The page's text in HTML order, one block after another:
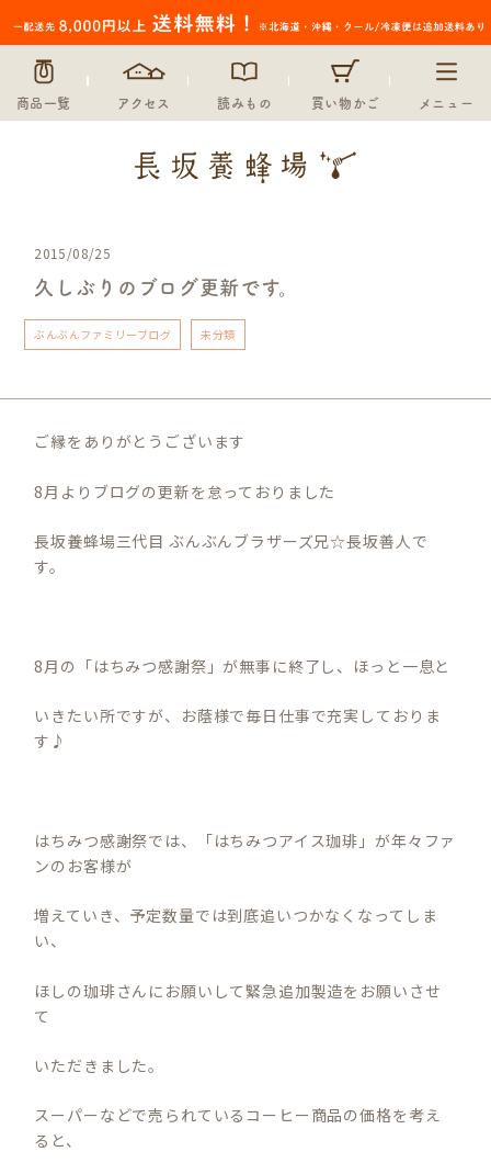
商品一覧 アクセス 読みもの 買い物かご メニュー
2015/08/25
久しぶりのブログ更新です。
ぶんぶんファミリーブログ 未分類
ご縁をありがとうございます
8月よりブログの更新を怠っておりました
長坂養蜂場三代目 ぶんぶんブラザーズ兄☆長坂善人で
す。
8月の「はちみつ感謝祭」が無事に終了し、ほっと一息と
いきたい所ですが、お蔭様で毎日仕事で充実しておりま
す♪
はちみつ感謝祭では、「はちみつアイス珈琲」が年々ファ
ンのお客様が
増えていき、予定数量では到底追いつかなくなってしま
い、
ほしの珈琲さんにお願いして緊急追加製造をお願いさせ
て
いただきました。
スーパーなどで売られているコーヒー商品の価格を考え
ると、